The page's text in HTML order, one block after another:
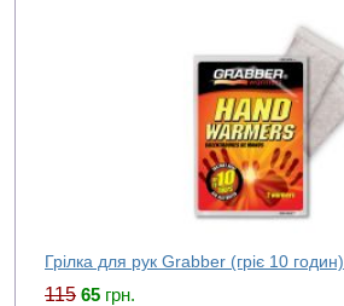
Грілка для рук Grabber (гріє 10 годин)
115 65 грн.